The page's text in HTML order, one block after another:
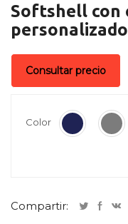
Softshell con
Consultar precio
Color
Compartir: